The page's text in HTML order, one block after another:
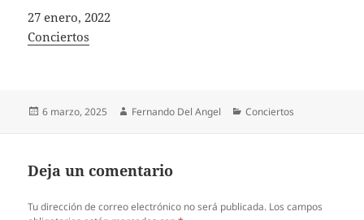
Fecha
27 enero, 2022
In relation to
Conciertos
Publicado
6 marzo, 2025 Autor
Fernando Del Angel Categorías
Conciertos
Deja un comentario
Tu dirección de correo electrónico no será publicada. Los campos